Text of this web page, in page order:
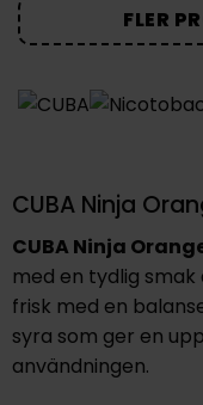
FLER
CUBA Ninja
CUBA Ninja
med en tydlig smak
frisk med en
syra som ger en
användningen.